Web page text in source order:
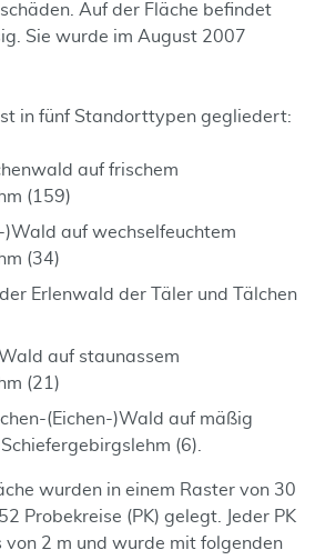
Auf der Fläche befindet
Sie wurde im August 2007
in fünf Standorttypen gegliedert:
auf frischem
(159)
)Wald auf wechselfeuchtem
(34)
Erlenwald der Täler und Tälchen
auf staunassem
(21)
(Eichen-)Wald auf mäßig
(6).
wurden in einem Raster von 30
Probekreise (PK) gelegt. Jeder PK
von 2 m und wurde mit folgenden